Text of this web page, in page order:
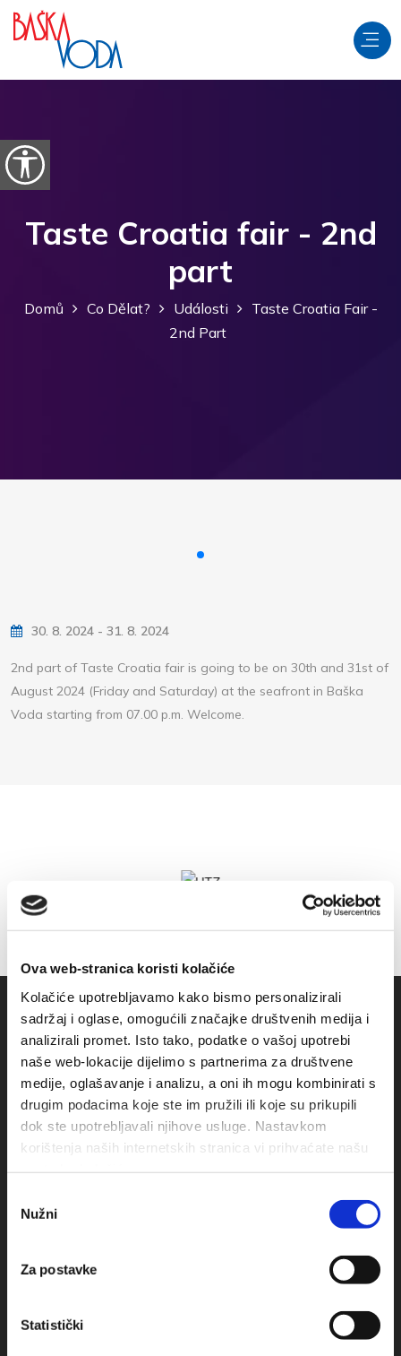
Ova web-stranica koristi kolačiće
Kolačiće upotrebljavamo kako bismo personalizirali
sadržaj i oglase, omogućili značajke društvenih medija i
analizirali promet. Isto tako, podatke o vašoj upotrebi
naše web-lokacije dijelimo s partnerima za društvene
medije, oglašavanje i analizu, a oni ih mogu kombinirati s
drugim podacima koje ste im pružili ili koje su prikupili
dok ste upotrebljavali njihove usluge. Nastavkom
korištenja naših internetskih stranica vi prihvaćate našu
pristanka
Nužni
Za postavke
Statistički
Přeskočit na obsah
Otevřít možnosti usnadnění
Taste Croatia fair - 2nd
part
Domů Co Dělat? Události
Taste Croatia Fair -
2nd Part
30. 8. 2024 - 31. 8. 2024
2nd part of Taste Croatia fair is going to be on 30th and 31st of
August 2024 (Friday and Saturday) at the seafront in Baška
Voda starting from 07.00 p.m. Welcome.
info@baskavoda.hr